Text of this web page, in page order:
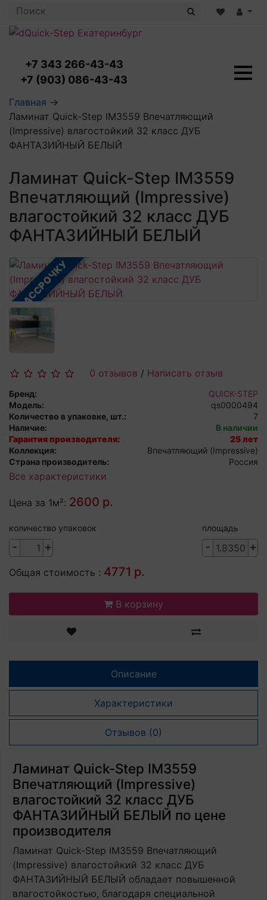
+7 343 266-43-43
+7 (903) 086-43-43
Ламинат 33 класс
Влагостойкий ламинат
Посмотреть все категории
LOC FLOOR PLUS
LOC FLOOR FANCY
LOC FLOOR ARCTIC
Посмотреть все категории
Кварцвиниловая плитка с укладкой
Кварцвинил SPC OASIS
Посмотреть все категории
Профили для ступеней
Подложка
Пороги
Аксессуары для напольных покрытий
Аксессуары для стеновых панелей
Посмотреть все категории
Главная →
Ламинат Quick-Step IM3559 Впечатляющий
(Impressive) влагостойкий 32 класс ДУБ
ФАНТАЗИЙНЫЙ БЕЛЫЙ
Ламинат Quick-Step IM3559
Впечатляющий (Impressive)
влагостойкий 32 класс ДУБ
ФАНТАЗИЙНЫЙ БЕЛЫЙ
В РАССРОЧКУ
0 отзывов / Написать отзыв
Бренд:
QUICK-STEP
Модель:
qs0000494
Количество в упаковке, шт.:
7
Наличие:
В наличии
Гарантия производителя:
25 лет
Коллекция:
Впечатляющий (Impressive)
Страна производитель:
Россия
Все характеристики
Цена за 1м²: 2600 р.
количество упаковок
- +
площадь
- +
Общая стоимость : 4771 р.
В корзину
Описание
Характеристики
Отзывов (0)
Ламинат Quick-Step IM3559
Впечатляющий (Impressive)
влагостойкий 32 класс ДУБ
ФАНТАЗИЙНЫЙ БЕЛЫЙ по цене
производителя
Ламинат Quick-Step IM3559 Впечатляющий
(Impressive) влагостойкий 32 класс ДУБ
ФАНТАЗИЙНЫЙ БЕЛЫЙ обладает повышенной
влагостойкостью, благодаря специальной